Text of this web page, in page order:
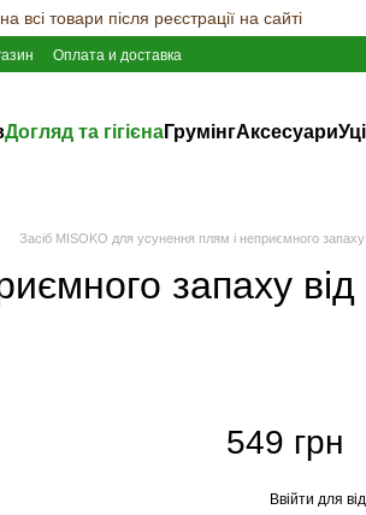
всі товари після реєстрації на сайті
Оплата и доставка
Догляд та гігієнаГрумінгАксесуари
Засіб MISOKO для усунення плям і неприємного
запаху
549 грн
Ввійти для